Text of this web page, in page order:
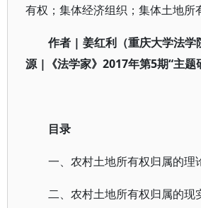
有权；集体经济组织；集体土地所
作者 | 姜红利（重庆大学法学
源 |《法学家》2017年第5期“主题
目录
一、农村土地所有权归属的理
二、农村土地所有权归属的现